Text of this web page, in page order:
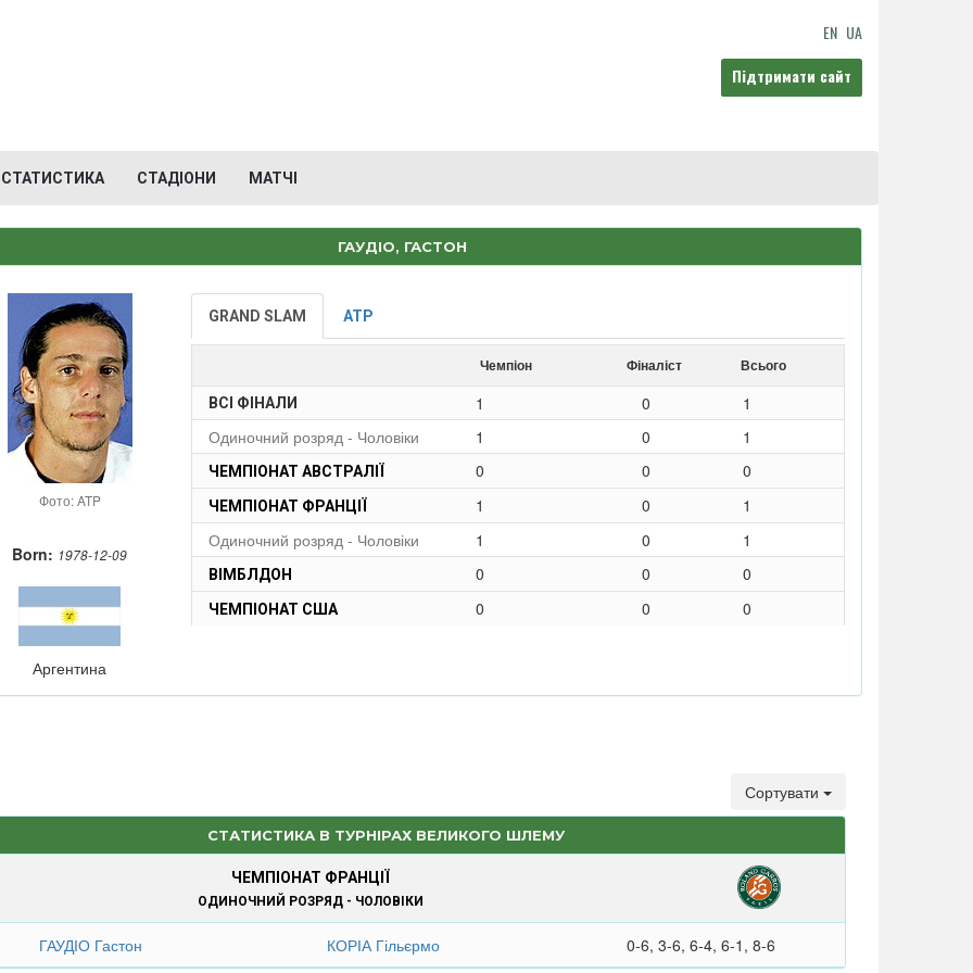
EN UA
Підтримати сайт
СТАТИСТИКА СТАДІОНИ МАТЧІ
ГАУДІО, ГАСТОН
Фото: ATP
Born: 1978-12-09
Аргентина
GRAND SLAM ATP
Чемпіон Фіналіст Всього
ВСІ ФІНАЛИ 1 0
1
Одиночний розряд - Чоловіки
1 0 1
ЧЕМПІОНАТ АВСТРАЛІЇ 0 0 0
ЧЕМПІОНАТ ФРАНЦІЇ 1 0
1
Одиночний розряд - Чоловіки
1 0 1
ВІМБЛДОН 0 0 0
ЧЕМПІОНАТ США 0 0 0
Сортувати
СТАТИСТИКА В ТУРНІРАХ ВЕЛИКОГО ШЛЕМУ
ЧЕМПІОНАТ ФРАНЦІЇ
ОДИНОЧНИЙ РОЗРЯД - ЧОЛОВІКИ
ГАУДІО Гастон КОРІА Гільєрмо 0-6, 3-6, 6-4, 6-1, 8-6